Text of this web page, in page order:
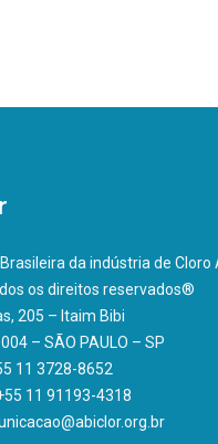
da indústria de Cloro
os direitos reservados®
205 – Itaim Bibi
– SÃO PAULO – SP
11 3728-8652
11 91193-4318